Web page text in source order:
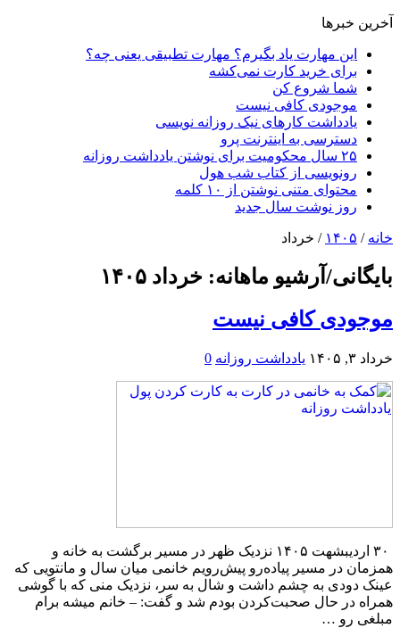
آخرین خبرها
این مهارت یاد بگیرم؟ مهارت تطبیقی یعنی چه؟
برای خرید کارت نمی‌‌کشه
شما شروع کن
موجودی کافی نیست
یادداشت کارهای نیک روزانه نویسی
دسترسی به اینترنت پرو
۲۵ سال محکومیت برای نوشتن یادداشت روزانه
رونویسی از کتاب شب هول
محتوای متنی نوشتن از ۱۰ کلمه
روز نوشت سال جدید
خانه / ۱۴۰۵ / خرداد
بایگانی/آرشیو ماهانه: خرداد ۱۴۰۵
موجودی کافی نیست
خرداد ۳, ۱۴۰۵ یادداشت روزانه 0
۳۰ اردیبشهت ۱۴۰۵ نزدیک ظهر در مسیر برگشت به خانه و
همزمان در مسیر پیاده‌رو پیش‌رویم خانمی میان سال و مانتویی که
عینک دودی به چشم داشت و شال به سر، نزدیک منی که با گوشی
همراه در حال صحبت‌کردن بودم شد و گفت: – خانم میشه برام
مبلغی رو …